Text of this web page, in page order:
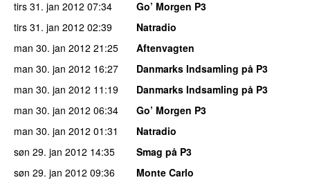
tirs 31. jan 2012 07:34
Go’ Morgen P3
tirs 31. jan 2012 02:39
Natradio
man 30. jan 2012 21:25
Aftenvagten
man 30. jan 2012 16:27
Danmarks Indsamling på P3
man 30. jan 2012 11:19
Danmarks Indsamling på P3
man 30. jan 2012 06:34
Go’ Morgen P3
man 30. jan 2012 01:31
Natradio
søn 29. jan 2012 14:35
Smag på P3
søn 29. jan 2012 09:36
Monte Carlo